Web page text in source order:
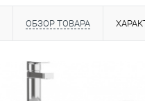
ОБЗОР ТОВАРА